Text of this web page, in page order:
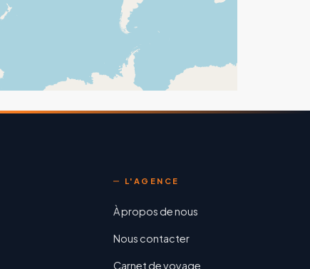
L'AGENCE
À propos de nous
Nous contacter
Carnet de voyage